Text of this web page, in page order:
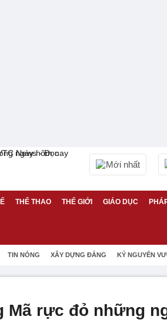
Mới nhất
THỂ THAO THẾ GIỚI GIÁO DỤC
TIN NÓNG XÂY DỰNG ĐẢNG KỶ NGUYÊN
Mã rực đỏ những